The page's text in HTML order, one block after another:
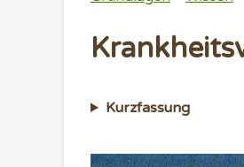
Kurzfassung